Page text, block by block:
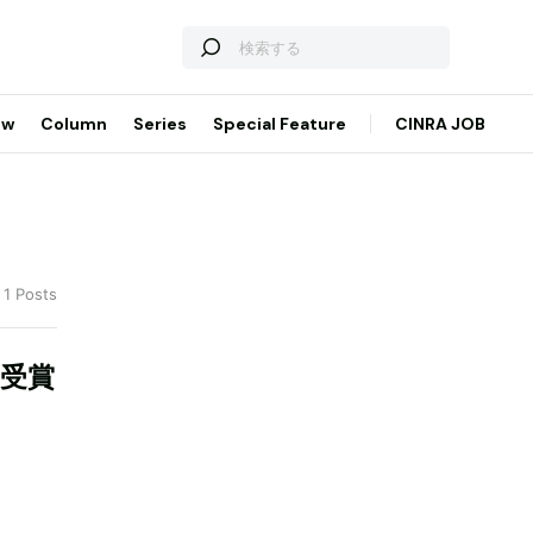
Column Series Special Feature CINRA JOB
Posts
賞